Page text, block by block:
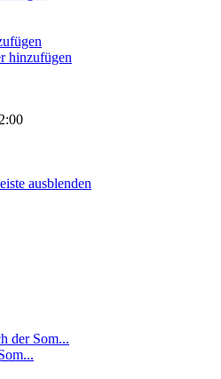
hinzufügen
ausblenden
der Som...